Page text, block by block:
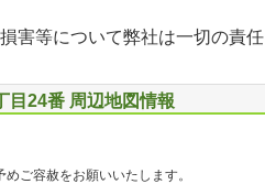
害等について弊社は一切の責
目24番 周辺地図情報
ご容赦をお願いいたします。